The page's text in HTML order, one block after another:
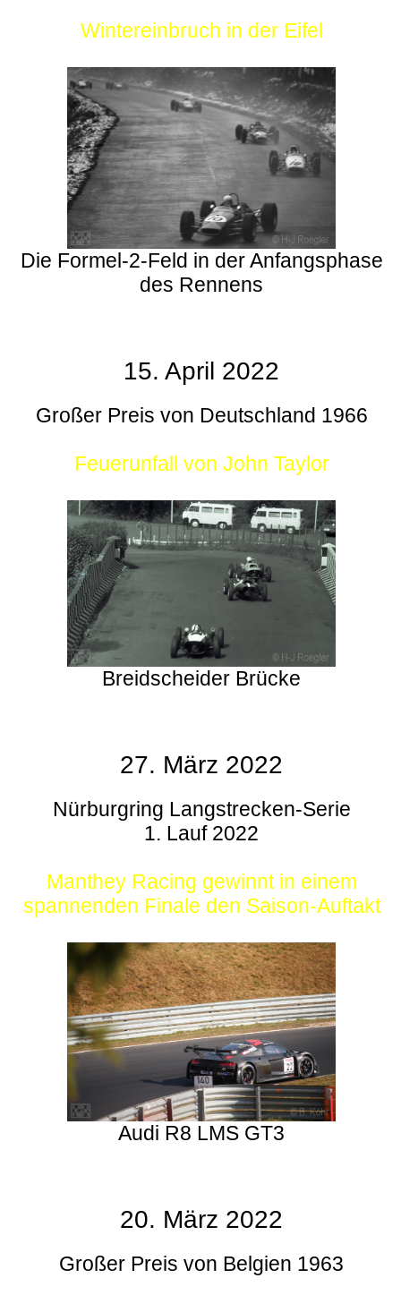
Wintereinbruch in der Eifel
Die Formel-2-Feld in der Anfangsphase
des Rennens
15. April 2022
Großer Preis von Deutschland 1966
Feuerunfall von John Taylor
Breidscheider Brücke
27. März 2022
Nürburgring Langstrecken-Serie
1. Lauf 2022
Manthey Racing gewinnt in einem
spannenden Finale den Saison-Auftakt
Audi R8 LMS GT3
20. März 2022
Großer Preis von Belgien 1963